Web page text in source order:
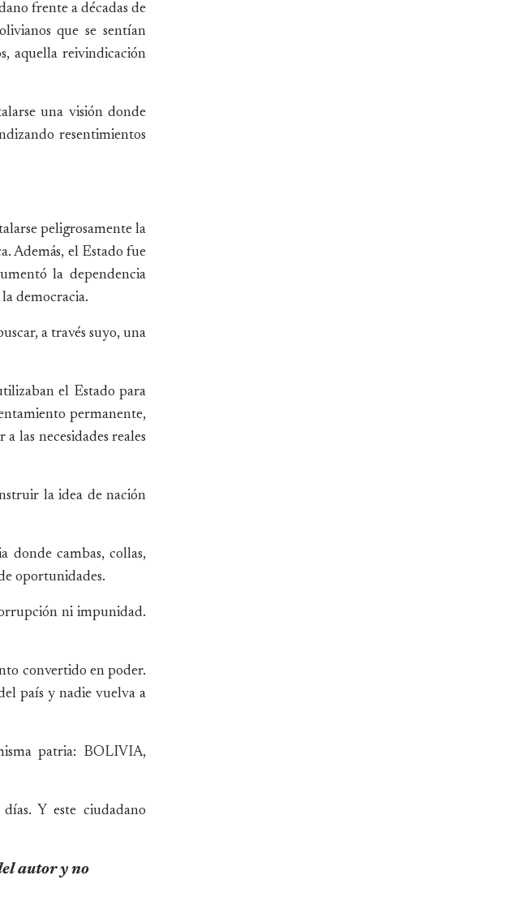
frente a décadas de
que se sentían
aquella reivindicación
una visión donde
resentimientos
peligrosamente la
Además, el Estado fue
la dependencia
democracia.
a través suyo, una
el Estado para
permanente,
las necesidades reales
la idea de nación
donde cambas, collas,
oportunidades.
ni impunidad.
convertido en poder.
país y nadie vuelva a
patria: BOLIVIA,
Y este ciudadano
autor y no